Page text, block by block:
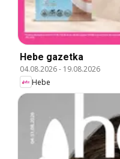
Hebe gazetka
04.08.2026- 19.08.2026
Hebe